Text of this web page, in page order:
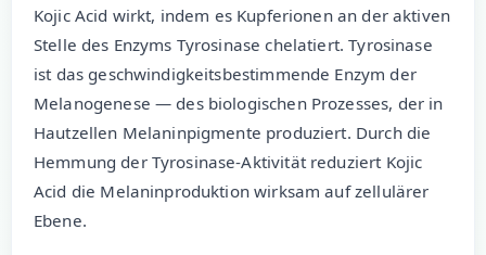
Kojic Acid wirkt, indem es Kupferionen an der aktiven
Stelle des Enzyms Tyrosinase chelatiert. Tyrosinase
ist das geschwindigkeitsbestimmende Enzym der
Melanogenese — des biologischen Prozesses, der in
Hautzellen Melaninpigmente produziert. Durch die
Hemmung der Tyrosinase-Aktivität reduziert Kojic
Acid die Melaninproduktion wirksam auf zellulärer
Ebene.